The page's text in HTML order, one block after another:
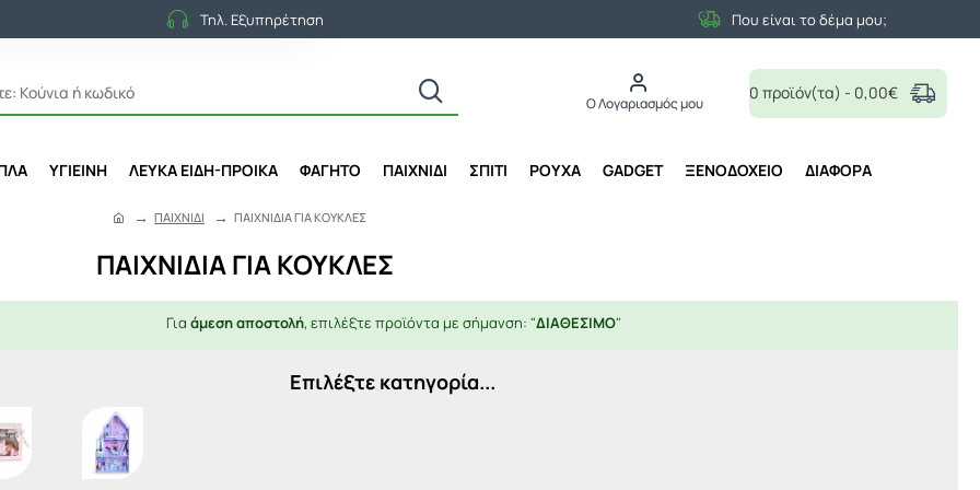
Τηλ. Εξυπηρέτηση Που είναι το δέμα μου;
Ο Λογαριασμός μου
0 προϊόν(τα) - 0,00€
ΥΓΙΕΙΝΗ ΛΕΥΚΑ ΕΙΔΗ-ΠΡΟΙΚΑ ΦΑΓΗΤΟ ΠΑΙΧΝΙΔΙ ΣΠΙΤΙ ΡΟΥΧΑ GADGET ΞΕΝΟΔΟΧΕΙΟ ΔΙΑΦΟΡΑ
ΠΑΙΧΝΙΔΙA ΓΙΑ ΚΟΥΚΛΕΣ
m
ΠΑΙΧΝΙΔΙ ΠΑΙΧΝΙΔΙA ΓΙΑ ΚΟΥΚΛΕΣ
Για άμεση αποστολή, επιλέξτε προϊόντα με σήμανση: "ΔΙΑΘΕΣΙΜΟ"
Επιλέξτε κατηγορία...